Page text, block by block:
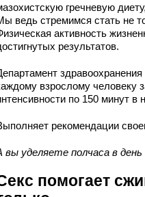
гречневую
ведь стремимся стать не
активность
результатов.
взрослому человеку
по 150 минут в
рекомендации
вы уделяете полчаса в день
помогает